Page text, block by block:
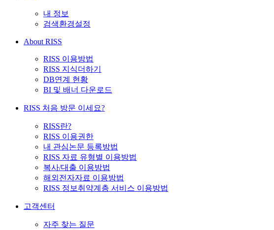
내 정보
검색환경설정
About RISS
RISS 이용방법
RISS 지식더하기
DB연계 현황
BI 및 배너 다운로드
RISS 처음 방문 이세요?
RISS란?
RISS 이용권한
내 관심논문 등록방법
RISS 자료 유형별 이용방법
복사/대출 이용방법
해외전자자료 이용방법
RISS 정보취약계층 서비스 이용방법
고객센터
자주 찾는 질문